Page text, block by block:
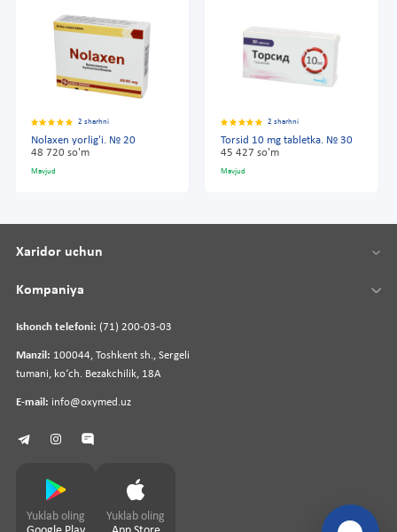
2 sharhni
Nolaxen yorlig'i. № 20
48 720 so'm
Mavjud
2 sharhni
Torsid 10 mg tabletka. № 30
45 427 so'm
Mavjud
Ishonch telefoni: (71) 200-03-03
Manzil: 100044, Toshkent sh., Sergeli
tumani, koʻch. Bezakchilik, 18A
E-mail: info@oxymed.uz
Xaridor uchun
Kompaniya
Yuklab oling
Yuklab oling